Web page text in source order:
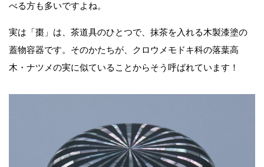
べる方も多いですよね。
実は「棗」は、茶道具のひとつで、抹茶を入れる木製漆塗の
蓋物容器です。そのかたちが、クロウメモドキ科の落葉高
木・ナツメの実に似ていることからそう呼ばれています！